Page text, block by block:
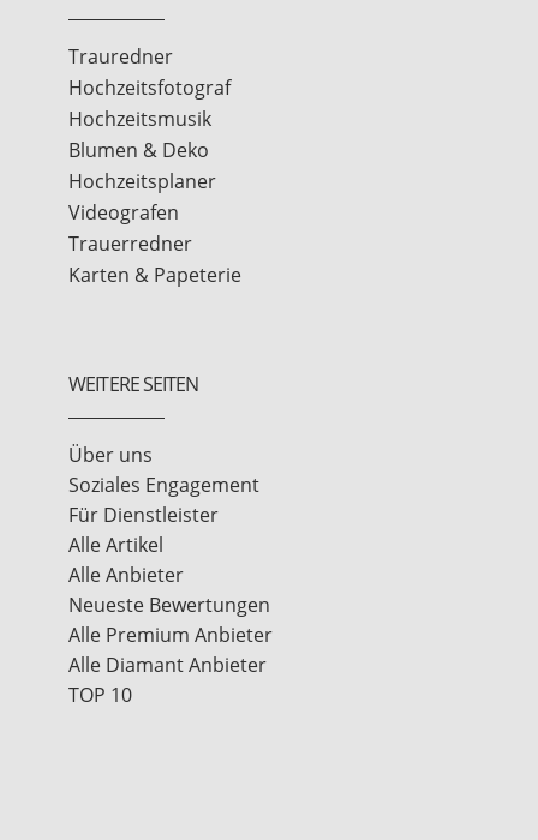
Trauredner
Hochzeitsfotograf
Hochzeitsmusik
Blumen & Deko
Hochzeitsplaner
Videografen
Trauerredner
Karten & Papeterie
WEITERE SEITEN
Über uns
Soziales Engagement
Für Dienstleister
Alle Artikel
Alle Anbieter
Neueste Bewertungen
Alle Premium Anbieter
Alle Diamant Anbieter
TOP 10